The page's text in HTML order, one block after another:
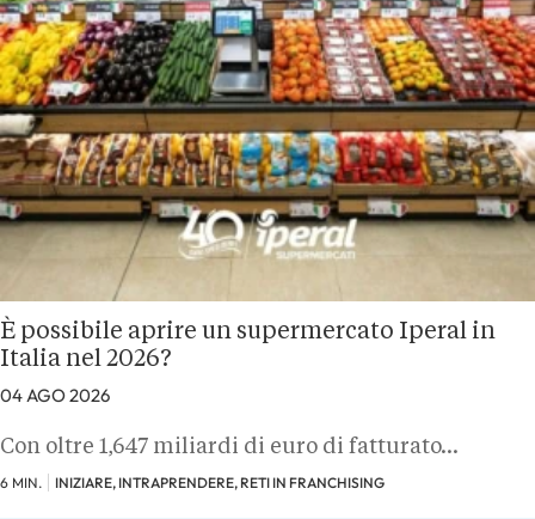
È possibile aprire un supermercato Iperal in
Italia nel 2026?
04 AGO 2026
Con oltre 1,647 miliardi di euro di fatturato…
6 MIN. INIZIARE, INTRAPRENDERE, RETI IN FRANCHISING